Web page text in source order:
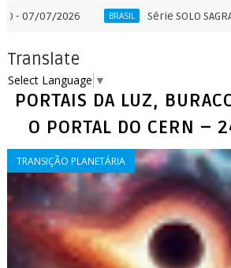
2026 BRASIL Série SOLO SAGRADO DO
Translate
Select Language ▼
PORTAIS DA LUZ,
O PORTAL DO CERN
TRANSIÇÃO PLANETÁRIA